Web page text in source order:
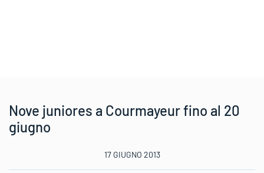
Nove juniores a Courmayeur fino al 20
giugno
17 GIUGNO 2013